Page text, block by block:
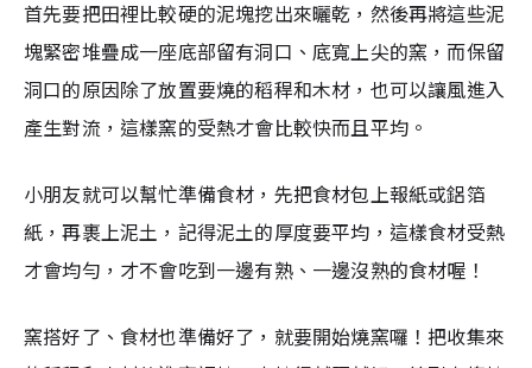
首先要把田裡比較硬的泥塊挖出來曬乾 ，然後再將這些泥
塊緊密堆疊成一座底部留有洞口、底寬上尖的窯 ，而保留
洞口的原因除了放置要燒的稻稈和木材，也可以讓風進入
產生對流，這樣窯的受熱才會比較快而且平均。
小朋友就可以幫忙準備食材，先把食材包上報紙或鋁箔
紙，再裹上泥土，記得泥土的厚度要平均，這樣食材受熱
才會均勻，才不會吃到一邊有熟、一邊沒熟的食材喔！
窯搭好了、食材也準備好了，就要開始燒窯囉！把收集來